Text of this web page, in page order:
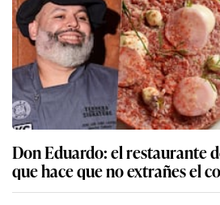
Don Eduardo: el restaurante
que hace que no extrañes el